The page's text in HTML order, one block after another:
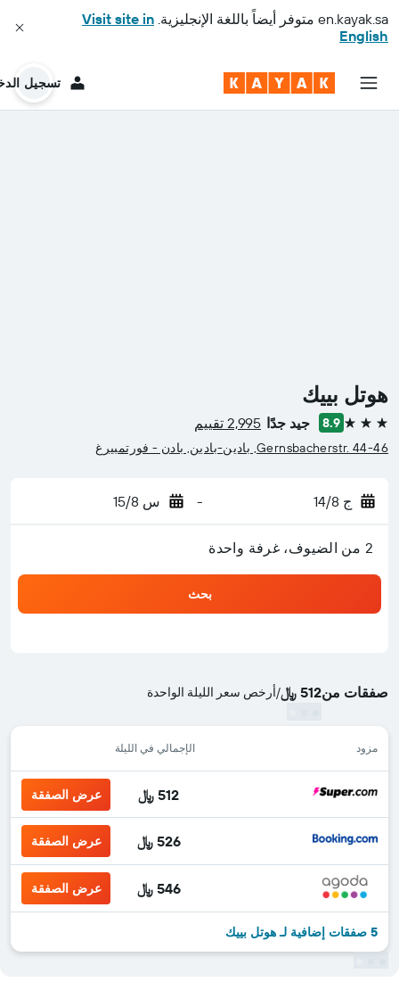
en.kayak.sa متوفر أيضاً باللغة الإنجليزية. Visit site in
English
تسجيل
هوتل بييك
3 نجوم 8.9 جيد جدًا 2,995 تقييم
Gernsbacherstr. 44-46, بادين-بادين, بادن - فورتمبيرغ
ج 14/8 - س 15/8
2 من الضيوف، غرفة واحدة
بحث
صفقات من512 ﷼ /أرخص سعر الليلة الواحدة
مزود الإجمالي في الليلة
512 ﷼ عرض الصفقة
526 ﷼ عرض الصفقة
546 ﷼ عرض الصفقة
5 صفقات إضافية لـ هوتل بييك